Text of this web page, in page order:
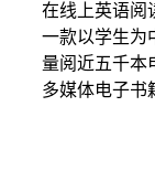
在线上英语阅
一款以学生为
量阅近五千本
多媒体电子书